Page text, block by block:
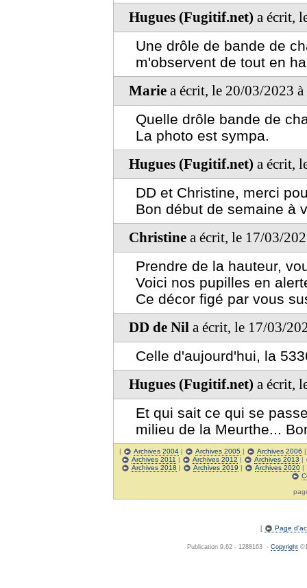
Hugues (Fugitif.net) a écrit,
Une drôle de bande de
m'observent de tout en
Marie a écrit, le 20/03/2023
Quelle drôle bande de
La photo est sympa.
Hugues (Fugitif.net) a écrit,
DD et Christine, merci
Bon début de semaine à
Christine a écrit, le 17/03/
Prendre de la hauteur,
Voici nos pupilles en
Ce décor figé par vous
DD de Nil a écrit, le 17/03/
Celle d'aujourd'hui, la
Hugues (Fugitif.net) a écrit,
Et qui sait ce qui se
milieu de la Meurthe...
| Archives 2004| Archives 2005| Archives 2006
Archives 2011 | Archives 2012 | Archives 2013 |
Archives 2018 | Archives 2019 | Archives 2020|
[ Page
Publication 9.62 - 1288163 - Copyright